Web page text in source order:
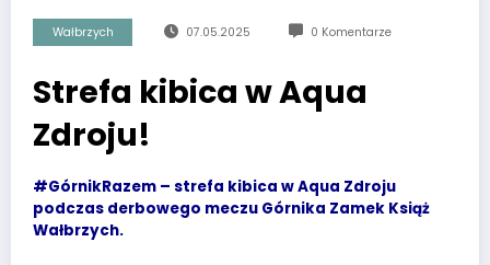
Wałbrzych 07.05.2025 0 Komentarze
Strefa kibica w Aqua
Zdroju!
#GórnikRazem – strefa kibica w Aqua Zdroju
podczas derbowego meczu Górnika Zamek Książ
Wałbrzych.